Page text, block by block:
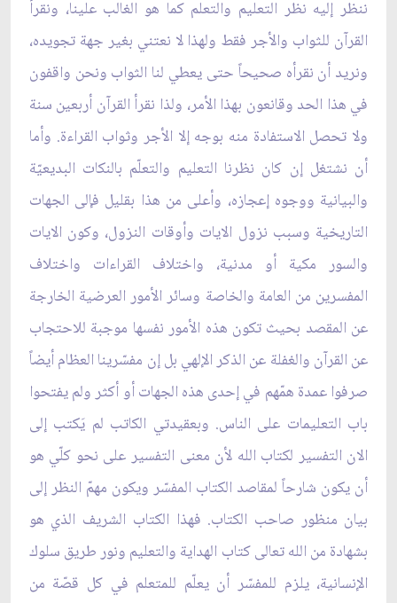
ننظر إليه نظر التعليم والتعلم كما هو الغالب علينا، ونقرأ
القرآن للثواب والأجر فقط ولهذا لا نعتني بغير جهة تجويده،
ونريد أن نقرأه صحيحاً حتى يعطي لنا الثواب ونحن واقفون
في هذا الحد وقانعون بهذا الأمر، ولذا نقرأ القرآن أربعين سنة
ولا تحصل الاستفادة منه بوجه إلا الأجر وثواب القراءة. وأما
أن نشتغل إن كان نظرنا التعليم والتعلّم بالنكات البديعيّة
والبيانية ووجوه إعجازه، وأعلى من هذا بقليل فإلى الجهات
التاريخية وسبب نزول الايات وأوقات النزول، وكون الايات
والسور مكية أو مدنية، واختلاف القراءات واختلاف
المفسرين من العامة والخاصة وسائر الأمور العرضية الخارجة
عن المقصد بحيث تكون هذه الأمور نفسها موجبة للاحتجاب
عن القرآن والغفلة عن الذكر الإلهي بل إن مفسّرينا العظام أيضاً
صرفوا عمدة همّهم في إحدى هذه الجهات أو أكثر ولم يفتحوا
باب التعليمات على الناس. وبعقيدتي الكاتب لم يَكتب إلى
الان التفسير لكتاب الله لأن معنى التفسير على نحو كلّي هو
أن يكون شارحاً لمقاصد الكتاب المفسّر ويكون مهمّ النظر إلى
بيان منظور صاحب الكتاب. فهذا الكتاب الشريف الذي هو
بشهادة من الله تعالى كتاب الهداية والتعليم ونور طريق سلوك
الإنسانية، يلزم للمفسّر أن يعلّم للمتعلم في كل قصّة من